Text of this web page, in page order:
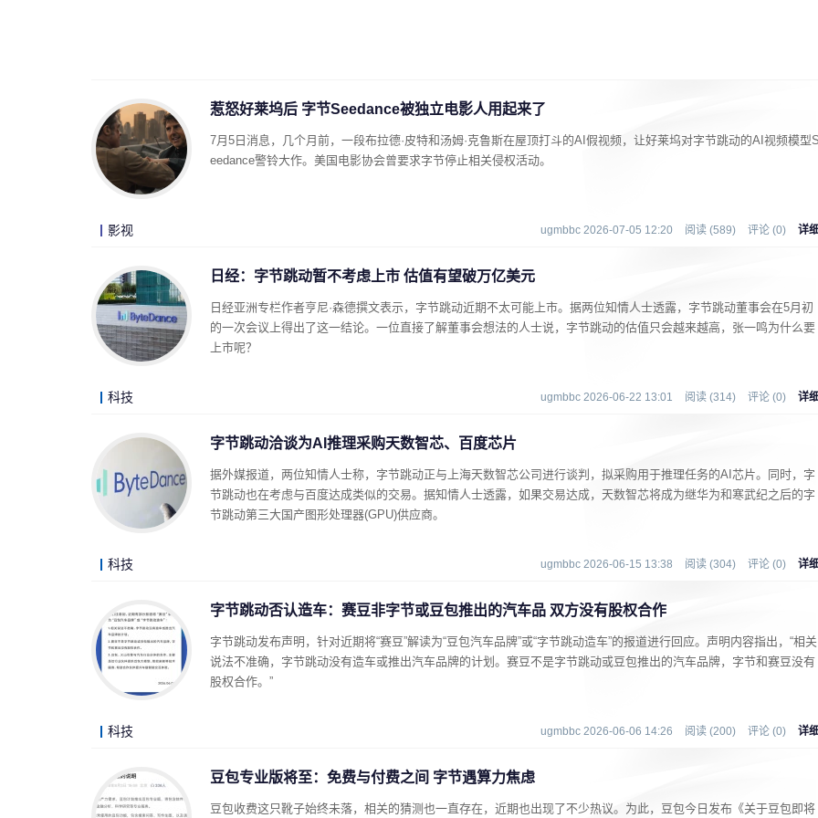
惹怒好莱坞后 字节Seedance被独立电影人用起来了
7月5日消息，几个月前，一段布拉德·皮特和汤姆·克鲁斯在屋顶打斗的AI假视频，让好莱坞对字节跳动的AI视频模型S
eedance警铃大作。美国电影协会曾要求字节停止相关侵权活动。
影视 ugmbbc 2026-07-05 12:20 阅读 (589) 评论 (0) 详
日经：字节跳动暂不考虑上市 估值有望破万亿美元
日经亚洲专栏作者亨尼·森德撰文表示，字节跳动近期不太可能上市。据两位知情人士透露，字节跳动董事会在5月初
的一次会议上得出了这一结论。一位直接了解董事会想法的人士说，字节跳动的估值只会越来越高，张一鸣为什么要
上市呢？
科技 ugmbbc 2026-06-22 13:01 阅读 (314) 评论 (0) 详
字节跳动洽谈为AI推理采购天数智芯、百度芯片
据外媒报道，两位知情人士称，字节跳动正与上海天数智芯公司进行谈判，拟采购用于推理任务的AI芯片。同时，字
节跳动也在考虑与百度达成类似的交易。据知情人士透露，如果交易达成，天数智芯将成为继华为和寒武纪之后的字
节跳动第三大国产图形处理器(GPU)供应商。
科技 ugmbbc 2026-06-15 13:38 阅读 (304) 评论 (0) 详
字节跳动否认造车：赛豆非字节或豆包推出的汽车品 双方没有股权合作
字节跳动发布声明，针对近期将“赛豆”解读为“豆包汽车品牌”或“字节跳动造车”的报道进行回应。声明内容指出，“相关
说法不准确，字节跳动没有造车或推出汽车品牌的计划。赛豆不是字节跳动或豆包推出的汽车品牌，字节和赛豆没有
股权合作。”
科技 ugmbbc 2026-06-06 14:26 阅读 (200) 评论 (0) 详
豆包专业版将至：免费与付费之间 字节遇算力焦虑
豆包收费这只靴子始终未落，相关的猜测也一直存在，近期也出现了不少热议。为此，豆包今日发布《关于豆包即将